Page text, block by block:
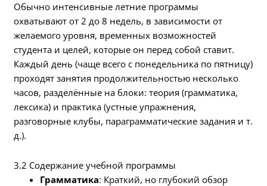
Обычно интенсивные летние программы
охватывают от 2 до 8 недель, в зависимости от
желаемого уровня, временных возможностей
студента и целей, которые он перед собой ставит.
Каждый день (чаще всего с понедельника по пятницу)
проходят занятия продолжительностью несколько
часов, разделённые на блоки: теория (грамматика,
лексика) и практика (устные упражнения,
разговорные клубы, параграмматические задания и т.
д.).
3.2 Содержание учебной программы
Грамматика: Краткий, но глубокий обзор